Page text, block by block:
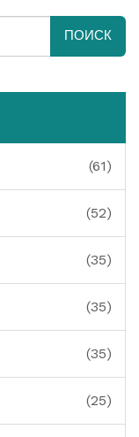
ПОИСК
(61)
(52)
(35)
(35)
(35)
(25)